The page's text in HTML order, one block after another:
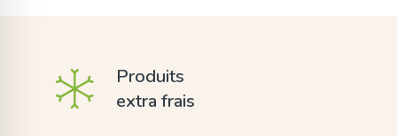
Produits
extra frais